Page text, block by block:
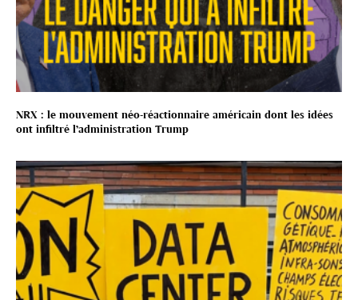
NRX : le mouvement néo-réactionnaire américain dont les idées
ont infiltré l’administration Trump